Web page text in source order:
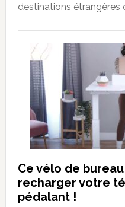
destinations étrangères
Ce vélo de
recharger votre
pédalant !